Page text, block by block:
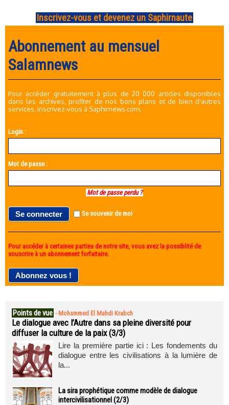
Inscrivez-vous et devenez un Saphirnaute
Abonnement au mensuel
Salamnews
Pour accéder gratuitement à plus de 20 000 articles disponibles
dans les archives, profiter de nos bons plans et de bien d'autres
services, inscrivez-vous à Saphirnews.com.
Login :
Mot de passe :
Mot de passe perdu ?
Se souvenir de moi
Pour accéder à certaines parties de notre site, vous avez la possiblité de
souscrire à un abonnement forfaitaire.
Points de vue - Mohammed El Mahdi Krabch
Le dialogue avec l’Autre dans sa pleine diversité pour
diffuser la culture de la paix (3/3)
Lire la première partie ici : Les fondements du
dialogue entre les civilisations à la lumière de
la...
La sira prophétique comme modèle de dialogue
intercivilisationnel (2/3)